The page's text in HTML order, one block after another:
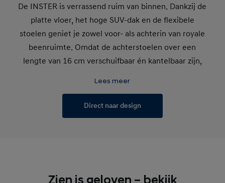
De INSTER is verrassend ruim van binnen. Dankzij de
platte vloer, het hoge SUV-dak en de flexibele
stoelen geniet je zowel voor- als achterin van royale
beenruimte. Omdat de achterstoelen over een
lengte van 16 cm verschuifbaar én kantelbaar zijn,
Lees meer
Direct naar design